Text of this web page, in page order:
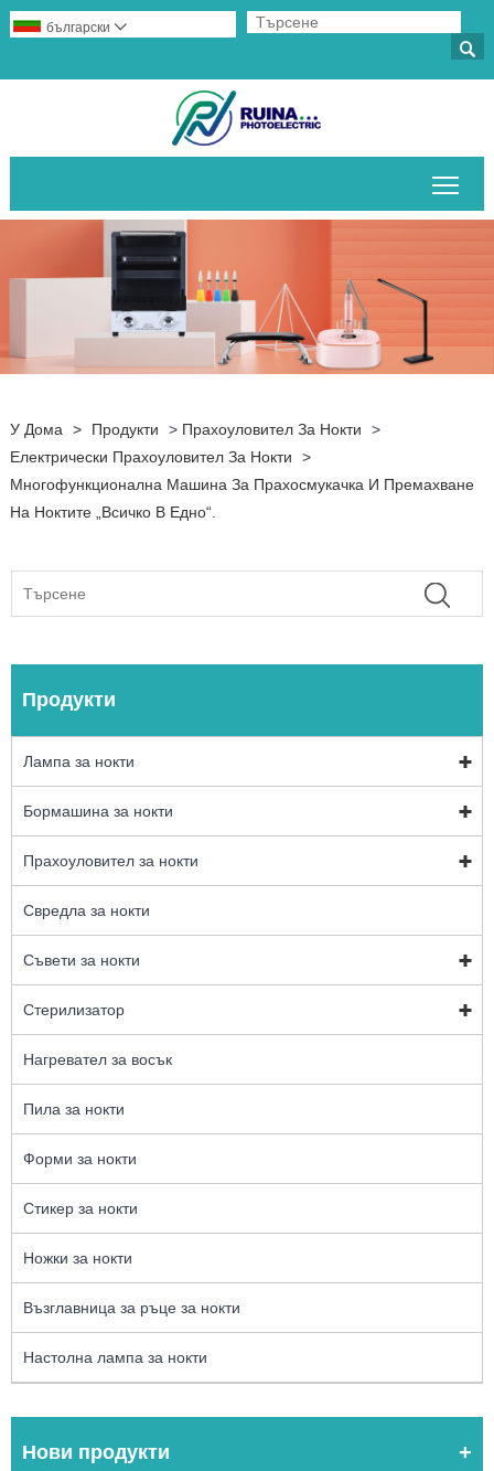

български 
У Дома > Продукти > Прахоуловител За Нокти
>
Електрически Прахоуловител За Нокти
>
Многофункционална Машина За Прахосмукачка И Премахване
На Ноктите „всичко В Едно“.
Продукти
Лампа за нокти
Бормашина за нокти
Прахоуловител за нокти
Свредла за нокти
Съвети за нокти
Стерилизатор
Нагревател за восък
Пила за нокти
Форми за нокти
Стикер за нокти
Ножки за нокти
Възглавница за ръце за нокти
Настолна лампа за нокти
Нови продукти